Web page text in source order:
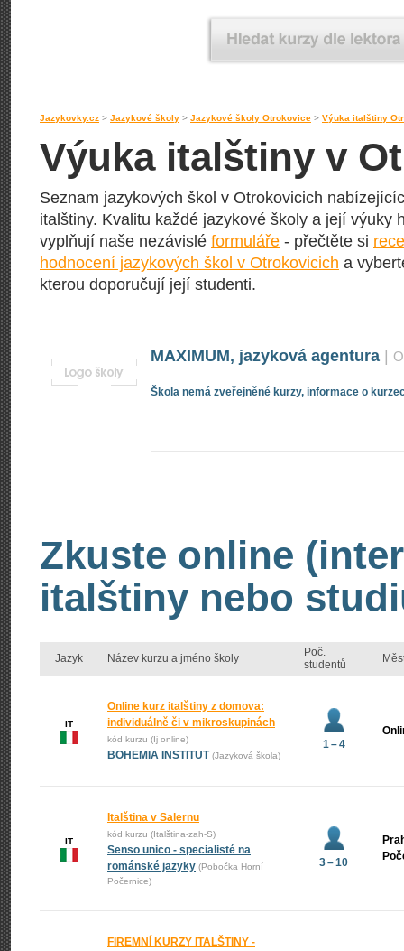
Jazykovky.cz > Jazykové školy > Jazykové školy Otrokovice > Výuka italštiny
Výuka italštiny v
Seznam jazykových škol v Otrokovicich
italštiny. Kvalitu každé jazykové školy a její výuky
vyplňují naše nezávislé formuláře - přečtěte si
hodnocení jazykových škol v Otrokovicich a
kterou doporučují její studenti.
MAXIMUM, jazyková agentura
Škola nemá zveřejněné kurzy, informace o
Zkuste online
italštiny nebo
Jazyk Název kurzu a jméno školy
Poč.
studentů
IT
Online kurz italštiny z domova:
individuálně či v mikroskupinách
kód kurzu (Ij online)
BOHEMIA INSTITUT (Jazyková škola)
1 – 4
IT
Italština v Salernu
kód kurzu (Italština-zah-S)
Senso unico - specialisté na
románské jazyky (Pobočka Horní
Počernice)
3 – 10
FIREMNÍ KURZY ITALŠTINY -